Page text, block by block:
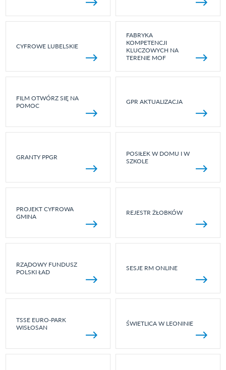
CYFROWE LUBELSKIE
FABRYKA
KOMPETENCJI
KLUCZOWYCH NA
TERENIE MOF
FILM OTWÓRZ SIĘ NA
POMOC
GPR AKTUALIZACJA
GRANTY PPGR
POSIŁEK W DOMU I W
SZKOLE
PROJEKT CYFROWA
GMINA
REJESTR ŻŁOBKÓW
RZĄDOWY FUNDUSZ
POLSKI ŁAD
SESJE RM ONLINE
TSSE EURO-PARK
WISŁOSAN
ŚWIETLICA W LEONINIE